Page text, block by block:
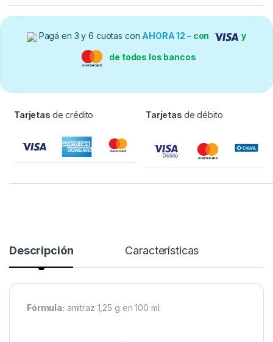
Pagá en 3 y 6 cuotas con AHORA 12 – con y
de todos los bancos
Tarjetas de crédito Tarjetas de débito
Descripción Características
Fórmula: amitraz 1,25 g en 100 ml.